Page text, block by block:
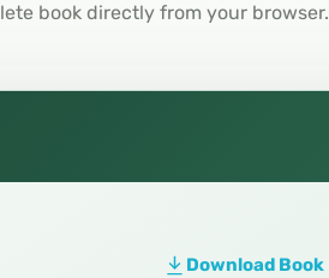
book directly from your browser.
Download Book